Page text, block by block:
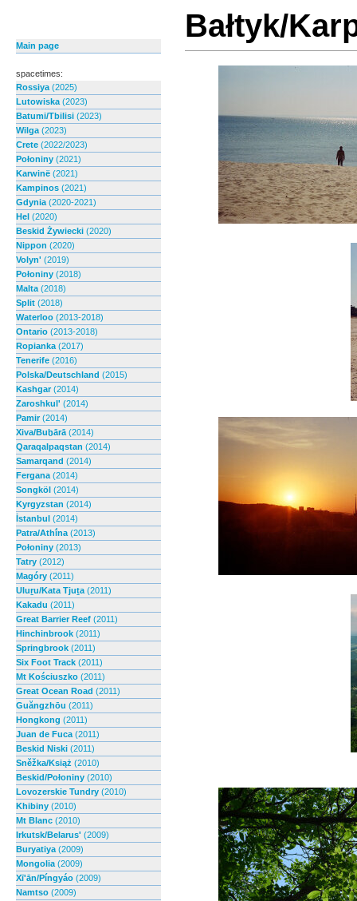
Main page
spacetimes:
Rossiya (2025)
Lutowiska (2023)
Batumi/Tbilisi (2023)
Wilga (2023)
Crete (2022/2023)
Połoniny (2021)
Karwinë (2021)
Kampinos (2021)
Gdynia (2020-2021)
Hel (2020)
Beskid Żywiecki (2020)
Nippon (2020)
Volyn' (2019)
Połoniny (2018)
Malta (2018)
Split (2018)
Waterloo (2013-2018)
Ontario (2013-2018)
Ropianka (2017)
Tenerife (2016)
Polska/Deutschland (2015)
Kashgar(2014)
Zaroshkul' (2014)
Pamir(2014)
Xiva/Buḫārā (2014)
Qaraqalpaqstan (2014)
Samarqand (2014)
Fergana (2014)
Songköl (2014)
Kyrgyzstan (2014)
İstanbul (2014)
Patra/Athī́na (2013)
Połoniny (2013)
Tatry (2012)
Magóry (2011)
Uluṟu/Kata Tjuṯa (2011)
Kakadu (2011)
Great Barrier Reef (2011)
Hinchinbrook (2011)
Springbrook (2011)
Six Foot Track (2011)
Mt Kościuszko (2011)
Great Ocean Road (2011)
Guăngzhōu (2011)
Hongkong (2011)
Juan de Fuca (2011)
Beskid Niski (2011)
Sněžka/Książ (2010)
Beskid/Połoniny (2010)
Lovozerskie Tundry (2010)
Khibiny (2010)
Mt Blanc (2010)
Irkutsk/Belarus' (2009)
Buryatiya (2009)
Mongolia (2009)
Xī'ān/Píngyáo (2009)
Namtso (2009)
Bałtyk/